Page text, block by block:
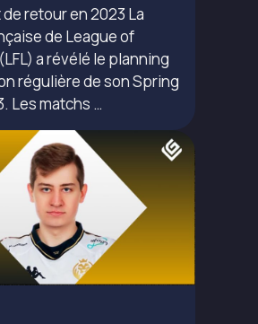
de retour en 2023 La
de League of
a révélé le planning
régulière de son Spring
Les matchs …